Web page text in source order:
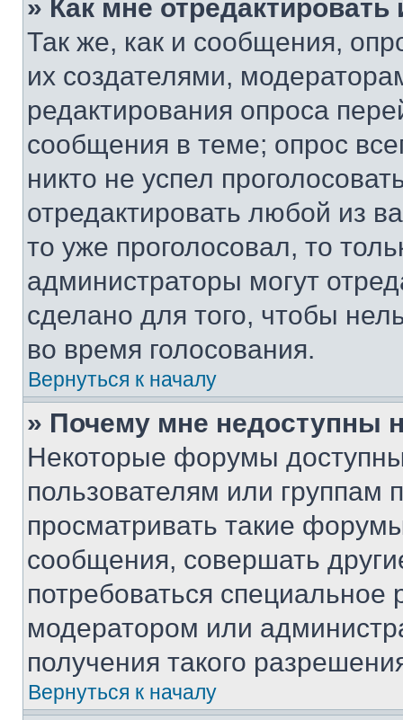
» Как мне
Так же, как и сообщения,
их создателями,
редактирования опроса
сообщения в теме; опрос
никто не успел
отредактировать любой из
то уже проголосовал, то
администраторы могут
сделано для того, чтобы
во время голосования.
Вернуться к началу
» Почему мне недоступны
Некоторые форумы
пользователям или группам
просматривать такие
сообщения, совершать
потребоваться
модератором или
получения такого
Вернуться к началу